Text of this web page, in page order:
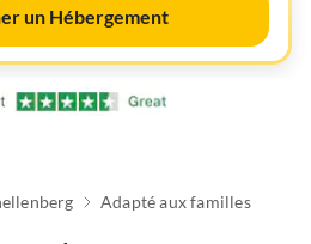
un Hébergement
Adapté aux familles